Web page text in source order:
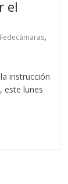
el
Fedecámaras,
instrucción
este lunes